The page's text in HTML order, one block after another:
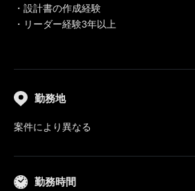
・設計書の作成経験
・リーダー経験3年以上
勤務地
案件により異なる
勤務時間